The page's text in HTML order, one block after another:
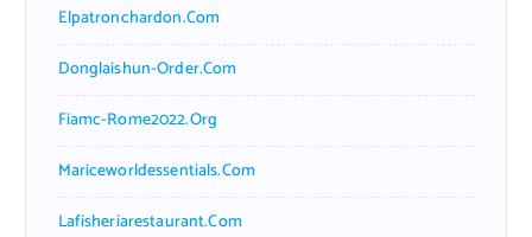
Elpatronchardon.com
Donglaishun-Order.com
Fiamc-Rome2022.org
Mariceworldessentials.com
Lafisheriarestaurant.com